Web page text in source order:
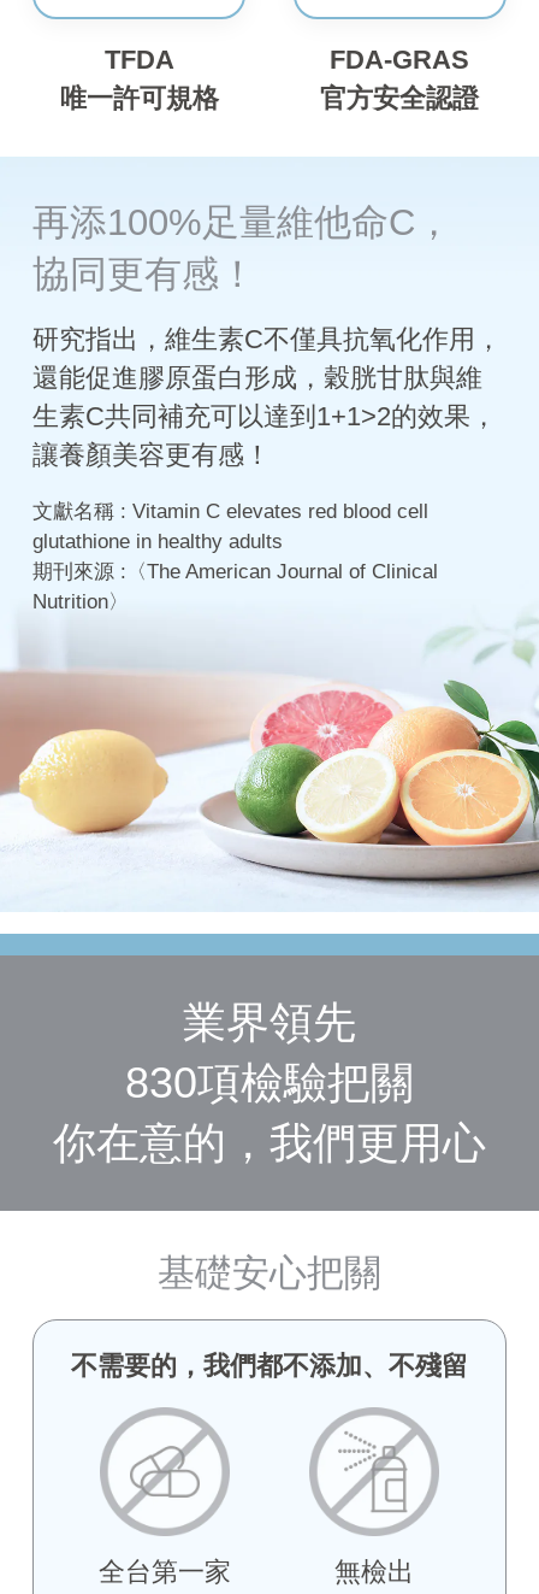
TFDA
唯一許可規格
FDA-GRAS
官方安全認證
再添100%足量維他命C ，
協同更有感！
研究指出，維生素C不僅具抗氧化作用，
還能促進膠原蛋白形成，穀胱甘肽與維
生素C共同補充可以達到1+1>2的效果，
讓養顏美容更有感！
文獻名稱 : Vitamin C elevates red blood cell
glutathione in healthy adults
期刊來源 :〈The American Journal of Clinical
Nutrition〉
業界領先
830項檢驗把關
你在意的，我們更用心
基礎安心把關
不需要的，我們都不添加、不殘留
全台第一家
無檢出